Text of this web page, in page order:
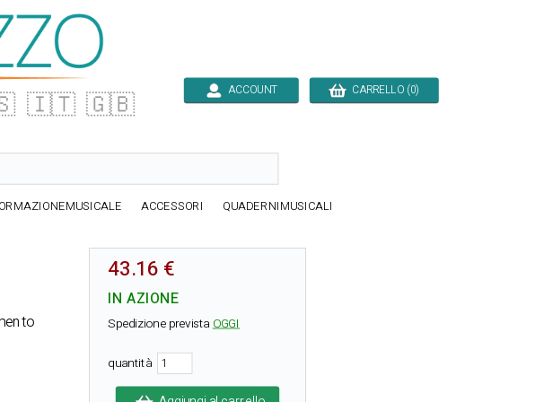
🇮🇹 🇬🇧 ACCOUNT CARRELLO (0)
ACCESSORI QUADERNIMUSICALI
43.16 €
IN AZIONE
Spedizione prevista OGGI
quantità